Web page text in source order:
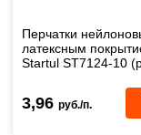
Перчатки
латексным
Startul ST7124-10
3,96 руб./п.